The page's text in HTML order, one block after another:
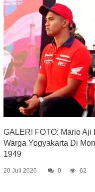
GALERI FOTO: Mario
Warga Yogyakarta Di
1949
20 Juli 2026 0 62